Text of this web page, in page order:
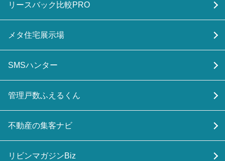
リースバック比較PRO
メタ住宅展示場
SMSハンター
管理戸数ふえるくん
不動産の集客ナビ
リビンマガジンBiz